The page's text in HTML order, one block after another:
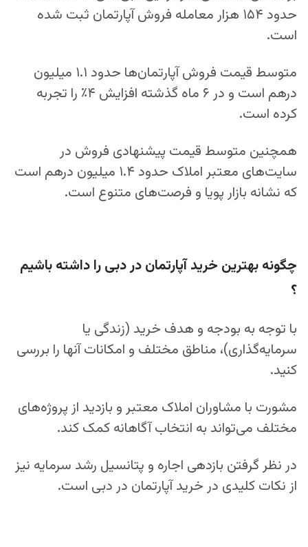
حدود ۱۵۴ هزار معامله فروش آپارتمان ثبت شده
است.
متوسط قیمت فروش آپارتمان‌ها حدود ۱.۱ میلیون
درهم است و در ۶ ماه گذشته افزایش ۴٪ را تجربه
کرده است.
همچنین متوسط قیمت پیشنهادی فروش در
سایت‌های معتبر املاک حدود ۱.۴ میلیون درهم است
که نشانه بازار پویا و فرصت‌های متنوع است.
چگونه بهترین خرید آپارتمان در دبی را داشته باشیم
؟
با توجه به بودجه و هدف خرید (زندگی یا
سرمایه‌گذاری)، مناطق مختلف و امکانات آنها را بررسی
کنید.
مشورت با مشاوران املاک معتبر و بازدید از پروژه‌های
مختلف می‌تواند به انتخاب آگاهانه کمک کند.
در نظر گرفتن بازدهی اجاره و پتانسیل رشد سرمایه نیز
از نکات کلیدی در خرید آپارتمان در دبی است.